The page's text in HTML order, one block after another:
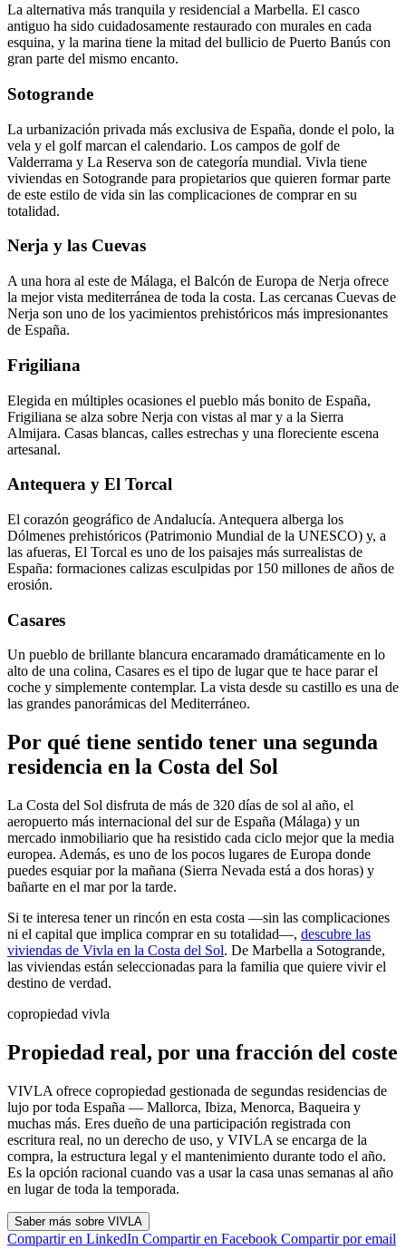
La alternativa más tranquila y residencial a Marbella. El casco
antiguo ha sido cuidadosamente restaurado con murales en cada
esquina, y la marina tiene la mitad del bullicio de Puerto Banús con
gran parte del mismo encanto.
Sotogrande
La urbanización privada más exclusiva de España, donde el polo, la
vela y el golf marcan el calendario. Los campos de golf de
Valderrama y La Reserva son de categoría mundial. Vivla tiene
viviendas en Sotogrande para propietarios que quieren formar parte
de este estilo de vida sin las complicaciones de comprar en su
totalidad.
Nerja y las Cuevas
A una hora al este de Málaga, el Balcón de Europa de Nerja ofrece
la mejor vista mediterránea de toda la costa. Las cercanas Cuevas de
Nerja son uno de los yacimientos prehistóricos más impresionantes
de España.
Frigiliana
Elegida en múltiples ocasiones el pueblo más bonito de España,
Frigiliana se alza sobre Nerja con vistas al mar y a la Sierra
Almijara. Casas blancas, calles estrechas y una floreciente escena
artesanal.
Antequera y El Torcal
El corazón geográfico de Andalucía. Antequera alberga los
Dólmenes prehistóricos (Patrimonio Mundial de la UNESCO) y, a
las afueras, El Torcal es uno de los paisajes más surrealistas de
España: formaciones calizas esculpidas por 150 millones de años de
erosión.
Casares
Un pueblo de brillante blancura encaramado dramáticamente en lo
alto de una colina, Casares es el tipo de lugar que te hace parar el
coche y simplemente contemplar. La vista desde su castillo es una de
las grandes panorámicas del Mediterráneo.
Por qué tiene sentido tener una segunda
residencia en la Costa del Sol
La Costa del Sol disfruta de más de 320 días de sol al año, el
aeropuerto más internacional del sur de España (Málaga) y un
mercado inmobiliario que ha resistido cada ciclo mejor que la media
europea. Además, es uno de los pocos lugares de Europa donde
puedes esquiar por la mañana (Sierra Nevada está a dos horas) y
bañarte en el mar por la tarde.
Si te interesa tener un rincón en esta costa —sin las complicaciones
ni el capital que implica comprar en su totalidad—, descubre las
viviendas de Vivla en la Costa del Sol. De Marbella a Sotogrande,
las viviendas están seleccionadas para la familia que quiere vivir el
destino de verdad.
copropiedad vivla
Propiedad real, por una fracción del coste
VIVLA ofrece copropiedad gestionada de segundas residencias de
lujo por toda España — Mallorca, Ibiza, Menorca, Baqueira y
muchas más. Eres dueño de una participación registrada con
escritura real, no un derecho de uso, y VIVLA se encarga de la
compra, la estructura legal y el mantenimiento durante todo el año.
Es la opción racional cuando vas a usar la casa unas semanas al año
en lugar de toda la temporada.
Saber más sobre VIVLA
Compartir en LinkedIn Compartir en Facebook Compartir por email